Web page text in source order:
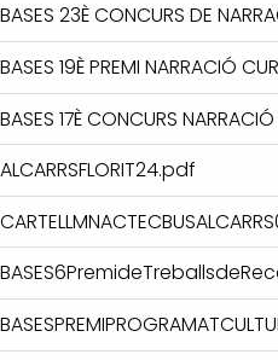
BASES 23È CONCURS DE
BASES 19È PREMI NARRACIÓ
BASES 17È CONCURS
ALCARRSFLORIT24.pdf